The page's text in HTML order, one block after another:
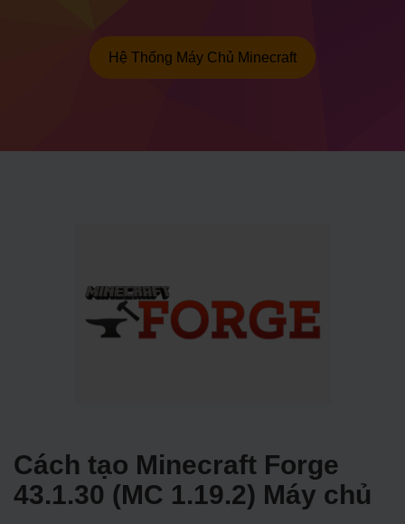
Hệ Thống Máy Chủ Minecraft
Cách tạo Minecraft Forge
43.1.30 (MC 1.19.2) Máy chủ